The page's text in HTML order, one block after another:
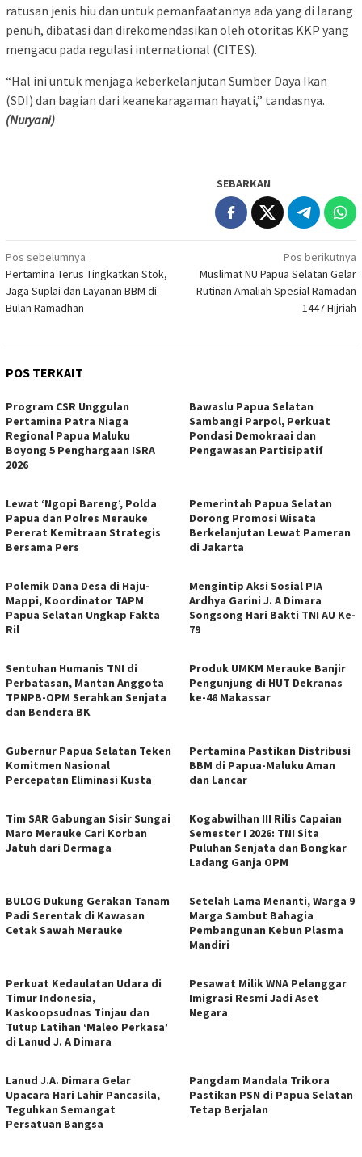
ratusan jenis hiu dan untuk pemanfaatannya ada yang di larang
penuh, dibatasi dan direkomendasikan oleh otoritas KKP yang
mengacu pada regulasi international (CITES).
“Hal ini untuk menjaga keberkelanjutan Sumber Daya Ikan
(SDI) dan bagian dari keanekaragaman hayati,” tandasnya.
(Nuryani)
SEBARKAN
Navigasi
pos
Pos sebelumnya
Pertamina Terus Tingkatkan Stok,
Jaga Suplai dan Layanan BBM di
Bulan Ramadhan
Pos berikutnya
Muslimat NU Papua Selatan Gelar
Rutinan Amaliah Spesial Ramadan
1447 Hijriah
POS TERKAIT
Program CSR Unggulan
Pertamina Patra Niaga
Regional Papua Maluku
Boyong 5 Penghargaan ISRA
2026
Bawaslu Papua Selatan
Sambangi Parpol, Perkuat
Pondasi Demokraai dan
Pengawasan Partisipatif
Lewat ‘Ngopi Bareng’, Polda
Papua dan Polres Merauke
Pererat Kemitraan Strategis
Bersama Pers
Pemerintah Papua Selatan
Dorong Promosi Wisata
Berkelanjutan Lewat Pameran
di Jakarta
Polemik Dana Desa di Haju-
Mappi, Koordinator TAPM
Papua Selatan Ungkap Fakta
Ril
Mengintip Aksi Sosial PIA
Ardhya Garini J. A Dimara
Songsong Hari Bakti TNI AU Ke-
79
Sentuhan Humanis TNI di
Perbatasan, Mantan Anggota
TPNPB-OPM Serahkan Senjata
dan Bendera BK
Produk UMKM Merauke Banjir
Pengunjung di HUT Dekranas
ke-46 Makassar
Gubernur Papua Selatan Teken
Komitmen Nasional
Percepatan Eliminasi Kusta
Pertamina Pastikan Distribusi
BBM di Papua-Maluku Aman
dan Lancar
Tim SAR Gabungan Sisir Sungai
Maro Merauke Cari Korban
Jatuh dari Dermaga
Kogabwilhan III Rilis Capaian
Semester I 2026: TNI Sita
Puluhan Senjata dan Bongkar
Ladang Ganja OPM
BULOG Dukung Gerakan Tanam
Padi Serentak di Kawasan
Cetak Sawah Merauke
Setelah Lama Menanti, Warga 9
Marga Sambut Bahagia
Pembangunan Kebun Plasma
Mandiri
Perkuat Kedaulatan Udara di
Timur Indonesia,
Kaskoopsudnas Tinjau dan
Tutup Latihan ‘Maleo Perkasa’
di Lanud J. A Dimara
Pesawat Milik WNA Pelanggar
Imigrasi Resmi Jadi Aset
Negara
Lanud J.A. Dimara Gelar
Upacara Hari Lahir Pancasila,
Teguhkan Semangat
Persatuan Bangsa
Pangdam Mandala Trikora
Pastikan PSN di Papua Selatan
Tetap Berjalan